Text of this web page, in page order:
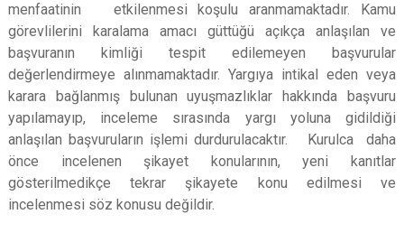
menfaatinin etkilenmesi koşulu aranmamaktadır. Kamu
görevlilerini karalama amacı güttüğü açıkça anlaşılan ve
başvuranın kimliği tespit edilemeyen başvurular
değerlendirmeye alınmamaktadır. Yargıya intikal eden veya
karara bağlanmış bulunan uyuşmazlıklar hakkında başvuru
yapılamayıp, inceleme sırasında yargı yoluna gidildiği
anlaşılan başvuruların işlemi durdurulacaktır. Kurulca daha
önce incelenen şikayet konularının, yeni kanıtlar
gösterilmedikçe tekrar şikayete konu edilmesi ve
incelenmesi söz konusu değildir.